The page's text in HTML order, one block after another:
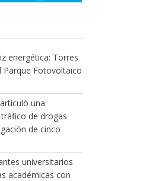
energética: Torres
Fotovoltaico
una
de drogas
de cinco
universitarios
académicas con